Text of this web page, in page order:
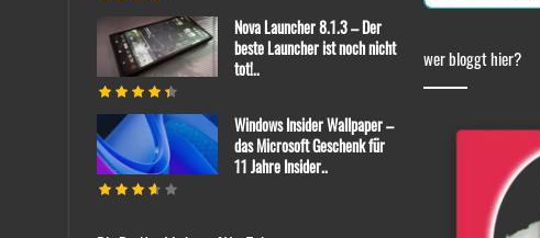
Nova Launcher 8.1.3 – Der
beste Launcher ist noch nicht
tot!..
Windows Insider Wallpaper –
das Microsoft Geschenk für
11 Jahre Insider..
wer bloggt hier?